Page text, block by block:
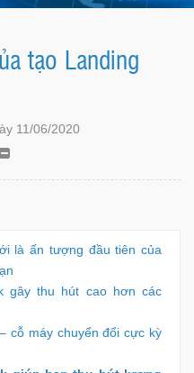
tạo Landing
11/06/2020
là ấn tượng đầu tiên của
gây thu hút cao hơn các
cỗ máy chuyển đổi cực kỳ